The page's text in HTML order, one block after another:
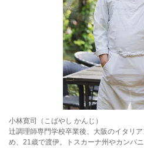
小林寛司（こばやし かんじ）
辻調理師専門学校卒業後、大阪のイタリ
め、21歳で渡伊。トスカーナ州やカンパ